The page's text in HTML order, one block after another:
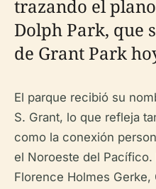
trazando el
Dolph Park, que
de Grant Park
El parque recibió su
S. Grant, lo que refleja
como la conexión
el Noroeste del Pacífico.
Florence Holmes Gerke,